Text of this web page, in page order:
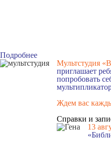
Подробнее
Мультстудия
приглашает
попробовать
Ждем вас
Справки и
13